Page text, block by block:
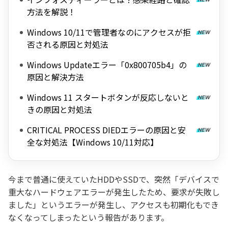
方法を解説！
Windows 10/11で管理者なのにアクセスが拒
否される原因と対処法
Windows Updateエラー「0x800705b4」の
原因と解決方法
Windows 11 スタートボタンが反応しないと
きの原因と対処法
CRITICAL PROCESS DIEDエラーの原因と安
全な対処法【Windows 10/11対応】
今まで普通に使えていたHDDやSSDで、突然「デバイスで
重大なハードウェアエラーが発生したため、要求が失敗し
ました」というエラーが発生し、アクセスも初期化もでき
なくなってしまったという報告があります。